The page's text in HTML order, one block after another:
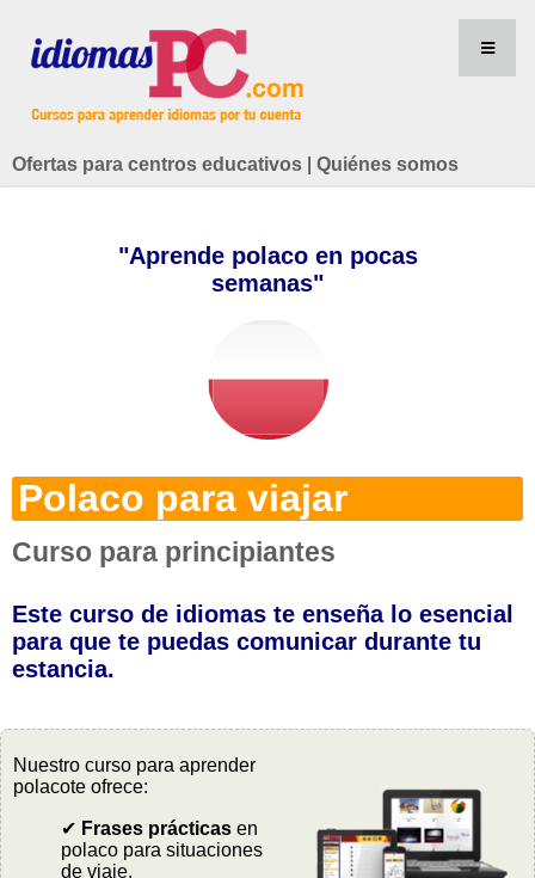
Ofertas para centros educativos Quiénes somos
"Aprende polaco en pocas
semanas"
Polaco para viajar
Curso para principiantes
Este curso de idiomas te enseña lo esencial
para que te puedas comunicar durante tu
estancia.
Nuestro curso para aprender
polacote ofrece:
✔ Frases prácticas en
polaco para situaciones
de viaje.